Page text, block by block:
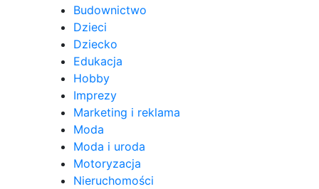
Budownictwo
Dzieci
Dziecko
Edukacja
Hobby
Imprezy
Marketing i reklama
Moda
Moda i uroda
Motoryzacja
Nieruchomości